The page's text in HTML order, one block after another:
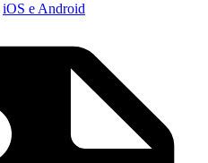
iOS e Android